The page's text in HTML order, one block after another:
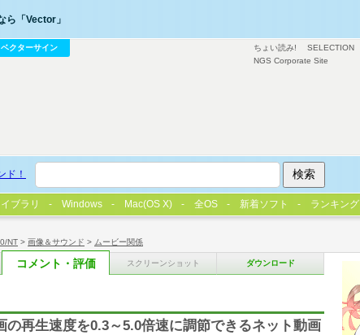
NT > 画像＆サウンド > ムービー関係
コメント・評価 スクリーンショット ダウンロード
再生速度を0.3～5.0倍速に調節できるネット動画
ちょい読み! SELECTION
NGS Corporate Site
ら「Vector」
ベクターサイン
ド！
ブラリ Windows Mac(OS X) 全OS 新着ソフト ランキング